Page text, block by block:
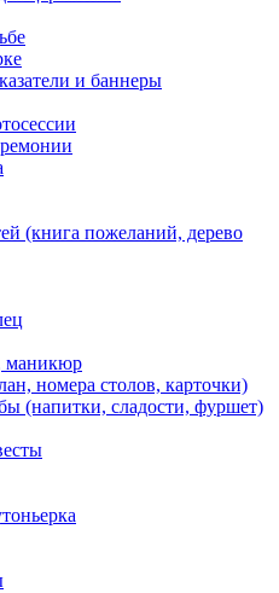
и баннеры
(книга пожеланий, дерево
маникюр
номера столов, карточки)
(напитки, сладости, фуршет)